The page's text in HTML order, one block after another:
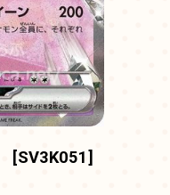
[SV3K051]